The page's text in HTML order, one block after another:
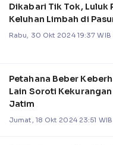
Dikabari Tik Tok, Luluk
Keluhan Limbah di
Rabu, 30 Okt 2024 19:37 WIB
Petahana Beber
Lain Soroti
Jatim
Jumat, 18 Okt 2024 23:51 WIB